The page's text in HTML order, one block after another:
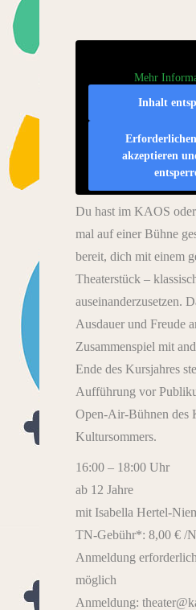
Mehr
Inhalt
akzeptieren
Du hast im KAOS
mal auf einer Bühne
bereit, dich mit einem
Theaterstück –
auseinanderzusetzen.
Ausdauer und Freude
Zusammenspiel mit
Ende des Kursjahres
Aufführung vor
Open-Air-Bühnen des
Kultursommers.
16:00 – 18:00 Uhr
ab 12 Jahre
mit Isabella Hertel-
TN-Gebühr*: 8,00 € /
Anmeldung
möglich
Anmeldung: